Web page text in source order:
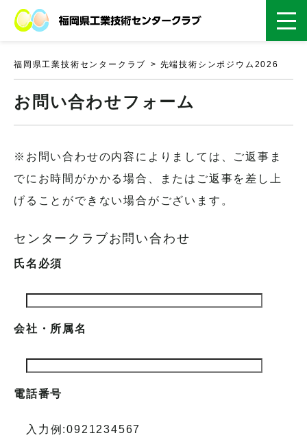
福岡県工業技術センタークラブ 先端技術シンポジウム2026
お問い合わせフォーム
※お問い合わせの内容によりましては、ご返事ま
でにお時間がかかる場合、またはご返事を差し上
げることができない場合がございます。
センタークラブお問い合わせ
氏名 必須
会社・所属名
電話番号
入力例:0921234567